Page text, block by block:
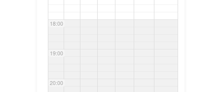
18:00
19:00
20:00